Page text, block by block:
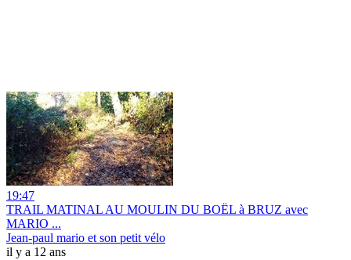
19:47
TRAIL MATINAL AU MOULIN DU BOËL à BRUZ avec
MARIO ...
Jean-paul mario et son petit vélo
il y a 12 ans